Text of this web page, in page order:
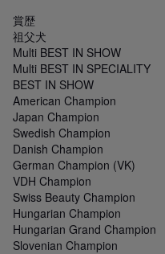
賞歴
祖父犬
Multi BEST IN SHOW
Multi BEST IN SPECIALITY
BEST IN SHOW
American Champion
Japan Champion
Swedish Champion
Danish Champion
German Champion (VK)
VDH Champion
Swiss Beauty Champion
Hungarian Champion
Hungarian Grand Champion
Slovenian Champion